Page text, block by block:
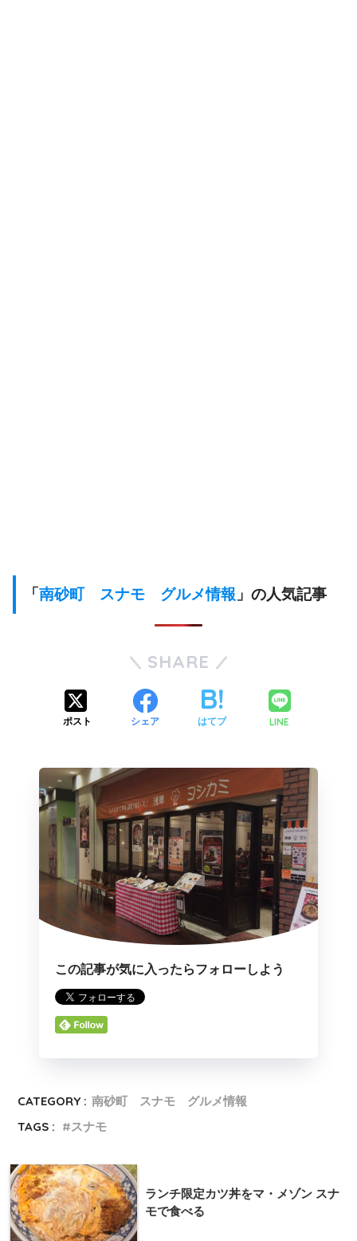
「南砂町 スナモ グルメ情報 」の人気記事
SHARE
ポスト シェア はてブ LINE
この記事が気に入ったらフォローしよう
CATEGORY : 南砂町 スナモ グルメ情報
TAGS :
スナモ
ランチ限定カツ丼をマ・メゾン スナ
モで食べる